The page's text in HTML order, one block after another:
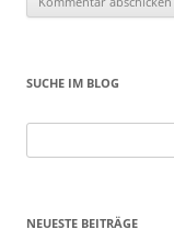
SUCHE IM BLOG
nach:
NEUESTE BEITRÄGE